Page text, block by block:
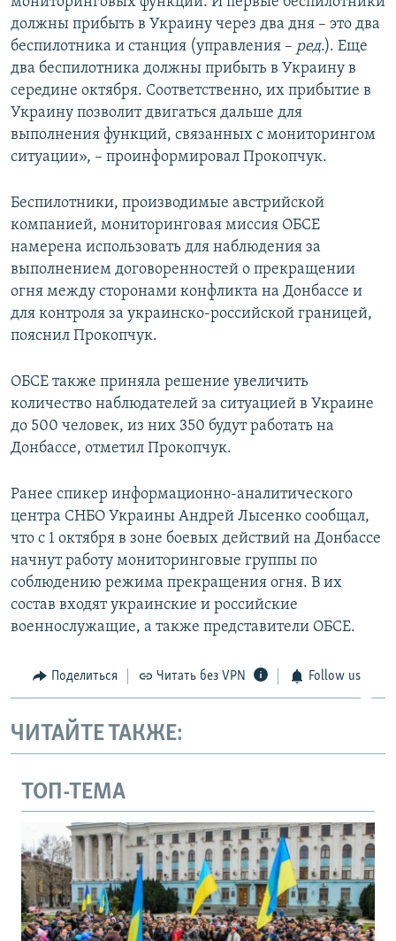
должны прибыть в Украину через два дня – это два
беспилотника и станция (управления – ред.). Еще
два беспилотника должны прибыть в Украину в
середине октября. Соответственно, их прибытие в
Украину позволит двигаться дальше для
выполнения функций, связанных с мониторингом
ситуации», – проинформировал Прокопчук.
Беспилотники, производимые австрийской
компанией, мониторинговая миссия ОБСЕ
намерена использовать для наблюдения за
выполнением договоренностей о прекращении
огня между сторонами конфликта на Донбассе и
для контроля за украинско-российской границей,
пояснил Прокопчук.
ОБСЕ также приняла решение увеличить
количество наблюдателей за ситуацией в Украине
до 500 человек, из них 350 будут работать на
Донбассе, отметил Прокопчук.
Ранее спикер информационно-аналитического
центра СНБО Украины Андрей Лысенко сообщал,
что с 1 октября в зоне боевых действий на Донбассе
начнут работу мониторинговые группы по
соблюдению режима прекращения огня. В их
состав входят украинские и российские
военнослужащие, а также представители ОБСЕ.
Поделиться Читать без VPN Follow us
ЧИТАЙТЕ ТАКЖЕ:
ТОП-ТЕМА